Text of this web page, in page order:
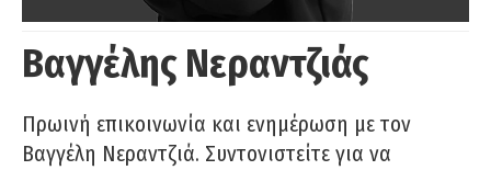
Βαγγέλης Νεραντζιάς
Πρωινή επικοινωνία και ενημέρωση με τον
Βαγγέλη Νεραντζιά. Συντονιστείτε για να